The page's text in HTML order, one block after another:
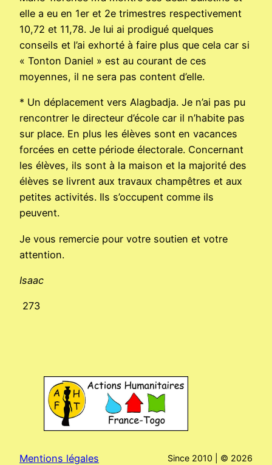
elle a eu en 1er et 2e trimestres respectivement
10,72 et 11,78. Je lui ai prodigué quelques
conseils et l’ai exhorté à faire plus que cela car si
« Tonton Daniel » est au courant de ces
moyennes, il ne sera pas content d’elle.
* Un déplacement vers Alagbadja. Je n’ai pas pu
rencontrer le directeur d’école car il n’habite pas
sur place. En plus les élèves sont en vacances
forcées en cette période électorale. Concernant
les élèves, ils sont à la maison et la majorité des
élèves se livrent aux travaux champêtres et aux
petites activités. Ils s’occupent comme ils
peuvent.
Je vous remercie pour votre soutien et votre
attention.
Isaac
273
Mentions légales Since 2010 | © 2026